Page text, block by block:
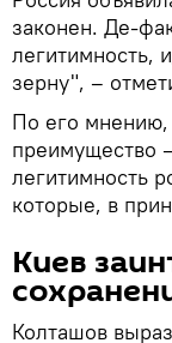
законен. Де-
легитимность,
зерну", –
По его мнению,
преимущество
легитимность
которые, в
Киев
Колташов